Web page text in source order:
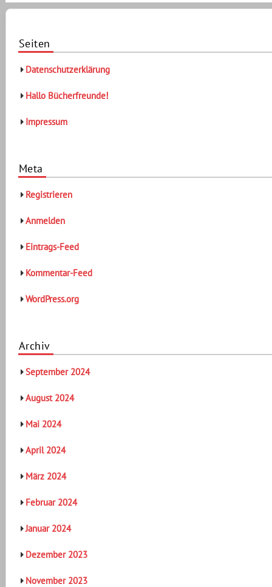
Seiten
Datenschutzerklärung
Hallo Bücherfreunde!
Impressum
Meta
Registrieren
Anmelden
Eintrags-Feed
Kommentar-Feed
WordPress.org
Archiv
September 2024
August 2024
Mai 2024
April 2024
März 2024
Februar 2024
Januar 2024
Dezember 2023
November 2023